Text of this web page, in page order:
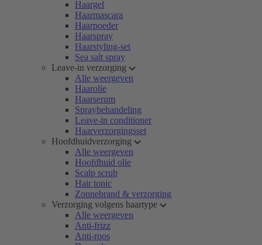
Haargel
Haarmascara
Haarpoeder
Haarspray
Haarstyling-set
Sea salt spray
Leave-in verzorging
Alle weergeven
Haarolie
Haarserum
Spraybehandeling
Leave-in conditioner
Haarverzorgingsset
Hoofdhuidverzorging
Alle weergeven
Hoofdhuid olie
Scalp scrub
Hair tonic
Zonnebrand & verzorging
Verzorging volgens haartype
Alle weergeven
Anti-frizz
Anti-roos